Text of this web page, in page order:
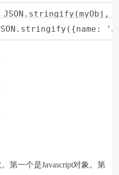
第一个是Javascript对象。第